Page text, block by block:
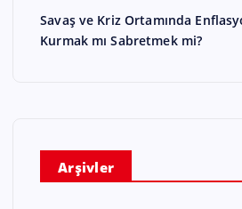
Savaş ve Kriz Ortamında
Kurmak mı Sabretmek mi?
Arşivler